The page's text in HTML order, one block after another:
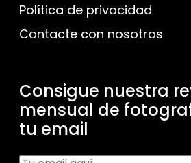
Política de privacidad
Contacte con nosotros
Consigue nuestra
mensual de
tu email